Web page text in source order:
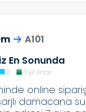
A101
En Sonunda
0 3 yıl önce
online
damacana